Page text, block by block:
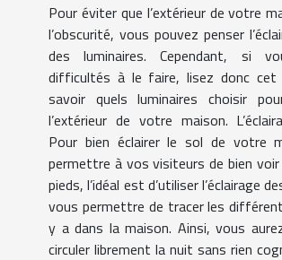
Pour éviter que l’extérieur de votre
l’obscurité, vous pouvez penser
des luminaires. Cependant, si
difficultés à le faire, lisez donc cet
savoir quels luminaires choisir
l’extérieur de votre maison.
Pour bien éclairer le sol de votre
permettre à vos visiteurs de bien
pieds, l’idéal est d’utiliser l’éclairage
vous permettre de tracer les
y a dans la maison. Ainsi, vous
circuler librement la nuit sans rien